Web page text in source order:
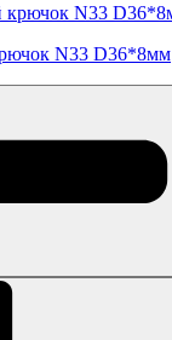
N33 D36*8мм